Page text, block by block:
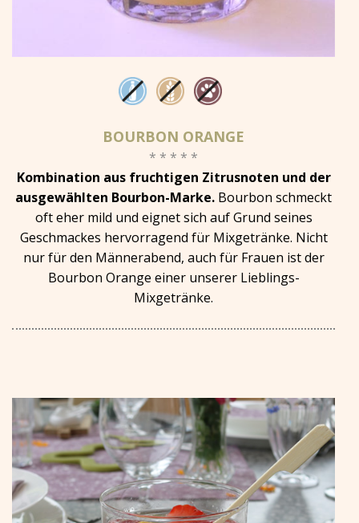
BOURBON ORANGE
* * * * *
Kombination aus fruchtigen Zitrusnoten und der
ausgewählten Bourbon-Marke. Bourbon schmeckt
oft eher mild und eignet sich auf Grund seines
Geschmackes hervorragend für Mixgetränke. Nicht
nur für den Männerabend, auch für Frauen ist der
Bourbon Orange einer unserer Lieblings-
Mixgetränke.